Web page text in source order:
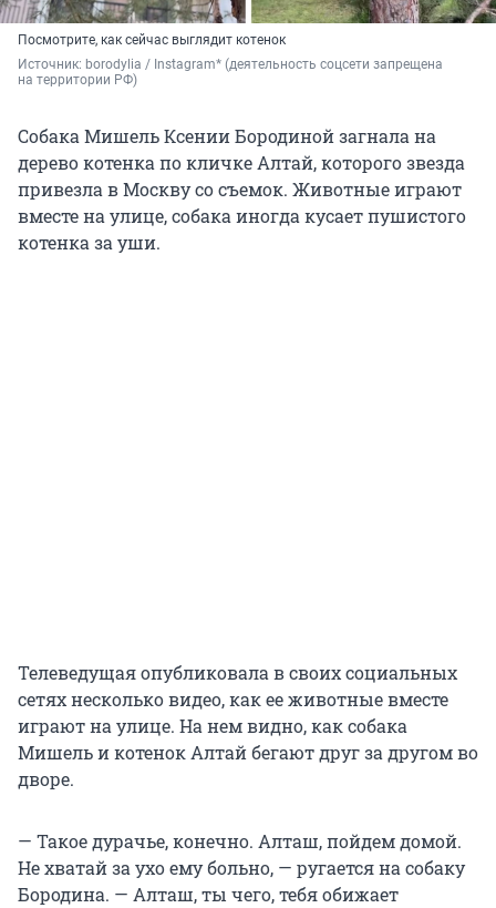
Посмотрите, как сейчас выглядит котенок
Источник: borodylia / Instagram* (деятельность соцсети запрещена
на территории РФ)
Собака Мишель Ксении Бородиной загнала на
дерево котенка по кличке Алтай, которого звезда
привезла в Москву со съемок. Животные играют
вместе на улице, собака иногда кусает пушистого
котенка за уши.
Телеведущая опубликовала в своих социальных
сетях несколько видео, как ее животные вместе
играют на улице. На нем видно, как собака
Мишель и котенок Алтай бегают друг за другом во
дворе.
— Такое дурачье, конечно. Алташ, пойдем домой.
Не хватай за ухо ему больно, — ругается на собаку
Бородина. — Алташ, ты чего, тебя обижает